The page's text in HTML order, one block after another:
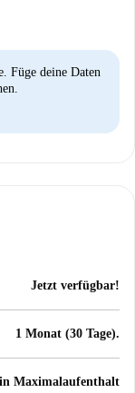
Füge deine Daten
Jetzt verfügbar!
1 Monat (30 Tage).
Maximalaufenthalt